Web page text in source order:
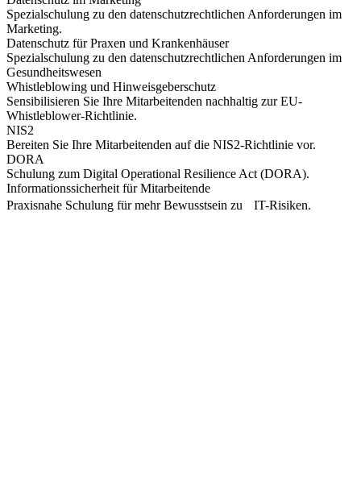
Spezialschulung zu den datenschutzrechtlichen Anforderungen im
Marketing.
Datenschutz für Praxen und Krankenhäuser
Spezialschulung zu den datenschutzrechtlichen Anforderungen im
Gesundheitswesen
Whistleblowing und Hinweisgeberschutz
Sensibilisieren Sie Ihre Mitarbeitenden nachhaltig zur EU-
Whistleblower-Richtlinie.
NIS2
Bereiten Sie Ihre Mitarbeitenden auf die NIS2-Richtlinie vor.
DORA
Schulung zum Digital Operational Resilience Act (DORA).
Informationssicherheit für Mitarbeitende
Praxisnahe Schulung für mehr Bewusstsein zu IT-Risiken.